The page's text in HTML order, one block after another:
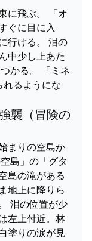
に飛ぶ。 「オ
ぐに目に入
行ける。 泪の
中少し上あた
かる。 「ミネ
るようにな
襲（冒険の
まりの空島か
島」の「グタ
島の滝がある
地上に降りら
泪の位置が少
左上付近。林
塗りの涙が見